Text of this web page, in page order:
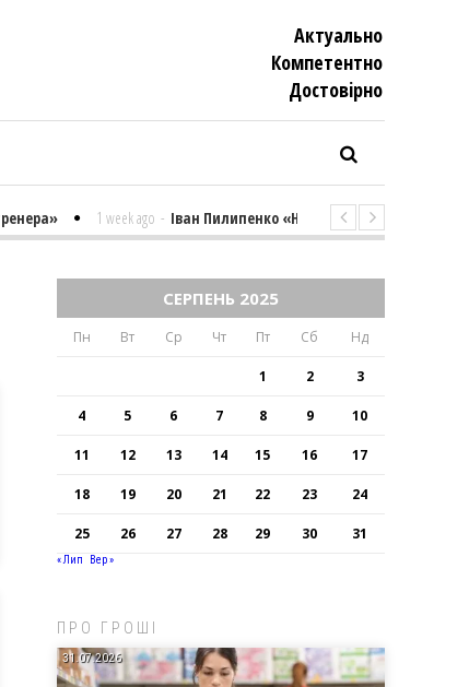
Актуально
Компетентно
Достовiрно
1 week ago - Іван Пилипенко «Найважчими є суто
СЕРПЕНЬ 2025
Пн Вт Ср Чт Пт Сб Нд
1 2 3
4 5 6 7 8 9 10
11 12 13 14 15 16 17
18 19 20 21 22 23 24
25 26 27 28 29 30 31
« Лип Вер »
ПРО ГРОШІ
31.07.2026